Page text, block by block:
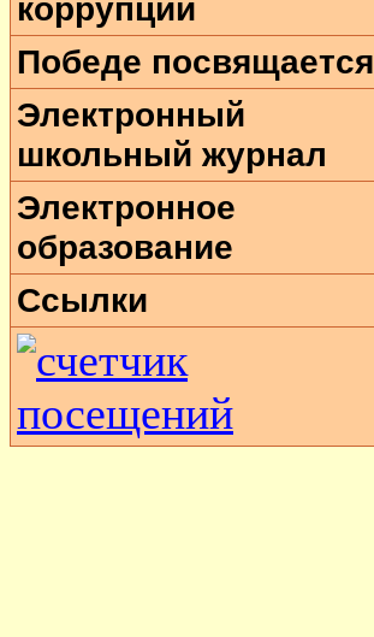
коррупции
Победе посвящается
Электронный
школьный журнал
Электронное
образование
Ссылки